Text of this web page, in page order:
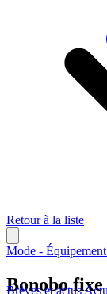
Brèves et actus
Retour à la liste
Mode -
Bonobo fixe